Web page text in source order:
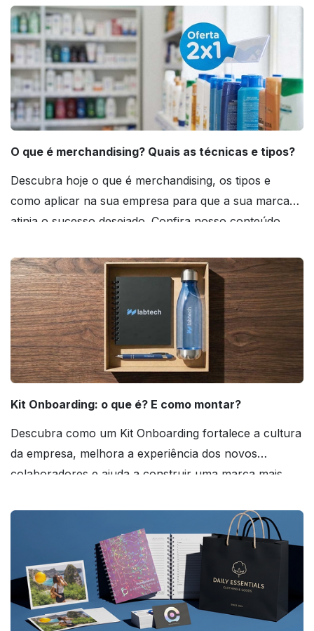
O que é merchandising? Quais as técnicas e tipos?
Descubra hoje o que é merchandising, os tipos e
como aplicar na sua empresa para que a sua marca
atinja o sucesso desejado. Confira nosso conteúdo
Kit Onboarding: o que é? E como montar?
Descubra como um Kit Onboarding fortalece a cultura
da empresa, melhora a experiência dos novos
colaboradores e ajuda a construir uma marca mais